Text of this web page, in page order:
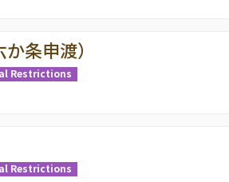
条申渡）
Restrictions
Restrictions